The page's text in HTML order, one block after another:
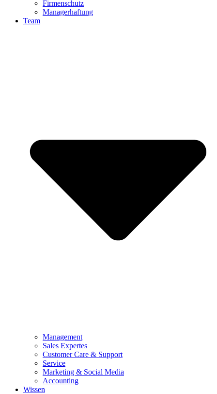
Firmenschutz
Managerhaftung
Team
Management
Sales Expertes
Customer Care & Support
Service
Marketing & Social Media
Accounting
Wissen